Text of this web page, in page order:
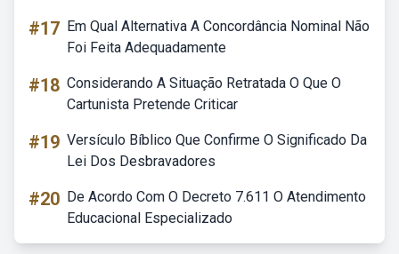
#17 Em Qual Alternativa A Concordância Nominal Não
Foi Feita Adequadamente
#18 Considerando A Situação Retratada O Que O
Cartunista Pretende Criticar
#19 Versículo Bíblico Que Confirme O Significado Da
Lei Dos Desbravadores
#20 De Acordo Com O Decreto 7.611 O Atendimento
Educacional Especializado